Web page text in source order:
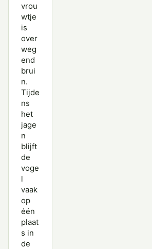
vrou
wtje
is
over
weg
end
brui
n.
Tijde
ns
het
jage
n
blijft
de
voge
l
vaak
op
één
plaat
s in
de